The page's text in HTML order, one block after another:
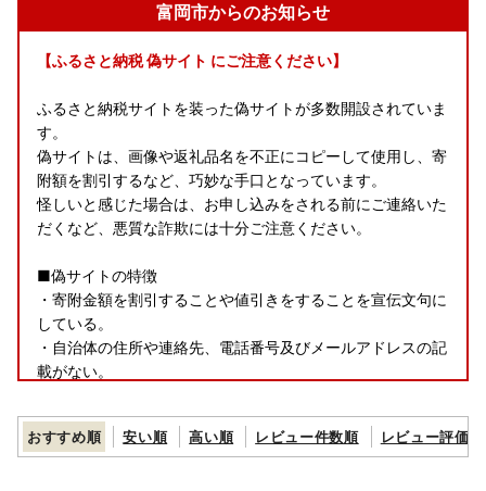
富岡市からのお知らせ
【ふるさと納税 偽サイト にご注意ください】
ふるさと納税サイトを装った偽サイトが多数開設されていま
す。
偽サイトは、画像や返礼品名を不正にコピーして使用し、寄
附額を割引するなど、巧妙な手口となっています。
怪しいと感じた場合は、お申し込みをされる前にご連絡いた
だくなど、悪質な詐欺には十分ご注意ください。
■偽サイトの特徴
・寄附金額を割引することや値引きをすることを宣伝文句に
している。
・自治体の住所や連絡先、電話番号及びメールアドレスの記
載がない。
なっている。
・ふるさと納税ポータルサイトの画像を転載して本物のサイ
おすすめ順 安い順 高い順 レビュー件数順 レビュー評価順